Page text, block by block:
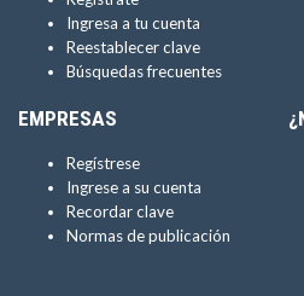
Ingresa a tu cuenta
Reestablecer clave
Búsquedas frecuentes
EMPRESAS
Regístrese
Ingrese a su cuenta
Recordar clave
Normas de publicación